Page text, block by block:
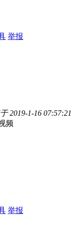
举报
2019-1-16 07:57:21
频
举报